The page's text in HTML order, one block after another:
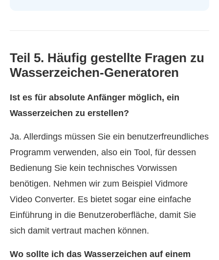
Teil 5. Häufig gestellte Fragen zu
Wasserzeichen-Generatoren
Ist es für absolute Anfänger möglich, ein
Wasserzeichen zu erstellen?
Ja. Allerdings müssen Sie ein benutzerfreundliches
Programm verwenden, also ein Tool, für dessen
Bedienung Sie kein technisches Vorwissen
benötigen. Nehmen wir zum Beispiel Vidmore
Video Converter. Es bietet sogar eine einfache
Einführung in die Benutzeroberfläche, damit Sie
sich damit vertraut machen können.
Wo sollte ich das Wasserzeichen auf einem